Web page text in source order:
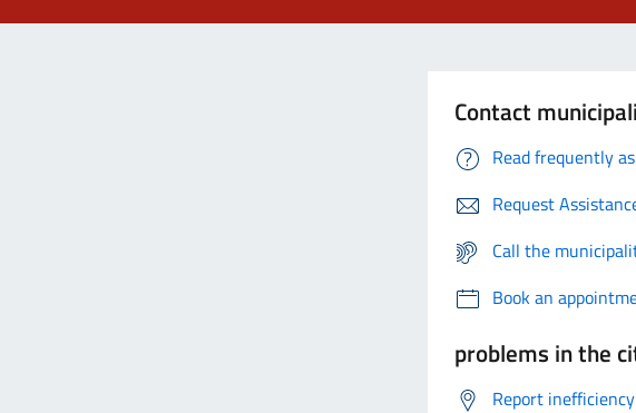
Contact
Read frequently
Request
Call the
Book an
problems in the
Report inefficiency